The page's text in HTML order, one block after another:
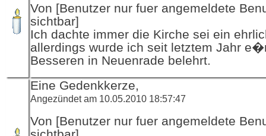
Von [Benutzer nur fuer angemeldete
sichtbar]
Ich dachte immer die Kirche sei ein
allerdings wurde ich seit letztem Jahr
Besseren in Neuenrade belehrt.
Eine Gedenkkerze,
Angezündet am 10.05.2010 18:57:47
Von [Benutzer nur fuer angemeldete